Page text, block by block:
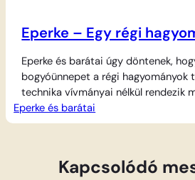
Eperke – Egy régi
Eperke és barátai úgy döntenek,
bogyóünnepet a régi hagyományok
technika vívmányai nélkül rendezik
nekilát a munkának a „régimódi”
rájönnek, hogy a gépek és a
Eperke és barátai
Kapcsolódó